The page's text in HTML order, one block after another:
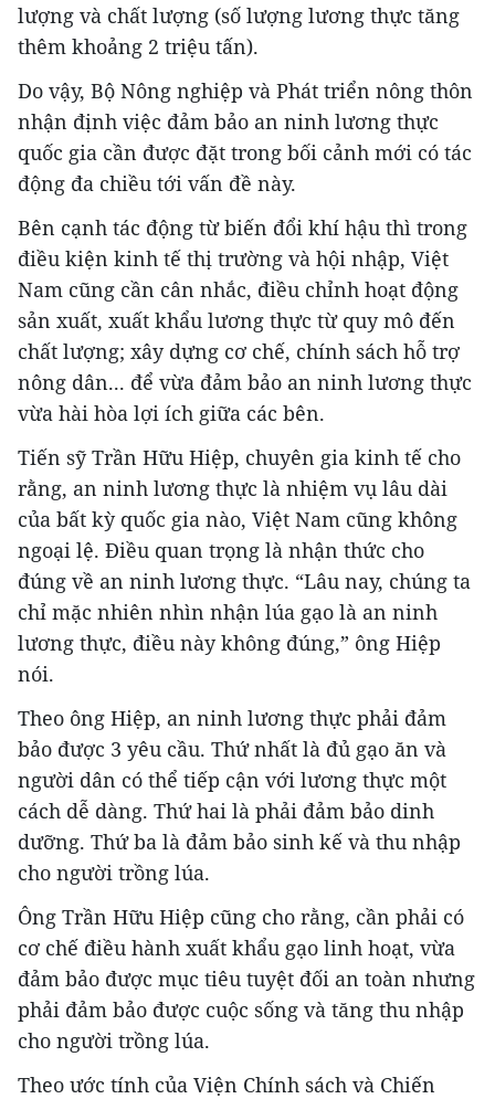
lượng và chất lượng (số lượng lương thực tăng
thêm khoảng 2 triệu tấn).
Do vậy, Bộ Nông nghiệp và Phát triển nông thôn
nhận định việc đảm bảo an ninh lương thực
quốc gia cần được đặt trong bối cảnh mới có tác
động đa chiều tới vấn đề này.
Bên cạnh tác động từ biến đổi khí hậu thì trong
điều kiện kinh tế thị trường và hội nhập, Việt
Nam cũng cần cân nhắc, điều chỉnh hoạt động
sản xuất, xuất khẩu lương thực từ quy mô đến
chất lượng; xây dựng cơ chế, chính sách hỗ trợ
nông dân... để vừa đảm bảo an ninh lương thực
vừa hài hòa lợi ích giữa các bên.
Tiến sỹ Trần Hữu Hiệp, chuyên gia kinh tế cho
rằng, an ninh lương thực là nhiệm vụ lâu dài
của bất kỳ quốc gia nào, Việt Nam cũng không
ngoại lệ. Điều quan trọng là nhận thức cho
đúng về an ninh lương thực. “Lâu nay, chúng ta
chỉ mặc nhiên nhìn nhận lúa gạo là an ninh
lương thực, điều này không đúng,” ông Hiệp
nói.
Theo ông Hiệp, an ninh lương thực phải đảm
bảo được 3 yêu cầu. Thứ nhất là đủ gạo ăn và
người dân có thể tiếp cận với lương thực một
cách dễ dàng. Thứ hai là phải đảm bảo dinh
dưỡng. Thứ ba là đảm bảo sinh kế và thu nhập
cho người trồng lúa.
Ông Trần Hữu Hiệp cũng cho rằng, cần phải có
cơ chế điều hành xuất khẩu gạo linh hoạt, vừa
đảm bảo được mục tiêu tuyệt đối an toàn nhưng
phải đảm bảo được cuộc sống và tăng thu nhập
cho người trồng lúa.
Theo ước tính của Viện Chính sách và Chiến